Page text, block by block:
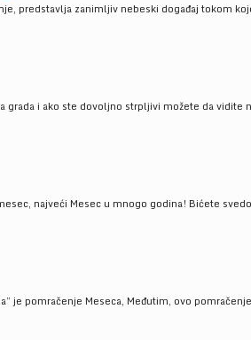
predstavlja zanimljiv nebeski događaj tokom
grada i ako ste dovoljno strpljivi možete da
najveći Mesec u mnogo godina! Bićete
je pomračenje Meseca, Međutim, ovo